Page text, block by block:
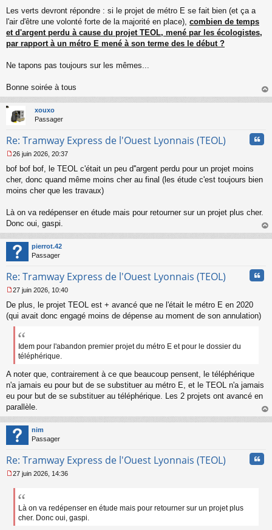
Les verts devront répondre : si le projet de métro E se fait bien (et ça a
l'air d'être une volonté forte de la majorité en place), combien de temps
et d'argent perdu à cause du projet TEOL, mené par les écologistes,
par rapport à un métro E mené à son terme des le début ?
Ne tapons pas toujours sur les mêmes...
Bonne soirée à tous
au
xouxo
Passager
Re: Tramway Express de l'Ouest Lyonnais (TEOL)
e
s
s
e
n
o
n
l
u
26 juin 2026, 20:37
bof bof bof, le TEOL c'était un peu d''argent perdu pour un projet moins
cher, donc quand même moins cher au final (les étude c'est toujours bien
moins cher que les travaux)
Là on va redépenser en étude mais pour retourner sur un projet plus cher.
Donc oui, gaspi.
au
pierrot.42
Passager
Re: Tramway Express de l'Ouest Lyonnais (TEOL)
e
s
n
l
u
27 juin 2026, 10:40
De plus, le projet TEOL est + avancé que ne l'était le métro E en 2020
(qui avait donc engagé moins de dépense au moment de son annulation)
Idem pour l'abandon premier projet du métro E et pour le dossier du
téléphérique.
A noter que, contrairement à ce que beaucoup pensent, le téléphérique
n'a jamais eu pour but de se substituer au métro E, et le TEOL n'a jamais
eu pour but de se substituer au téléphérique. Les 2 projets ont avancé en
parallèle.
au
nim
Passager
Re: Tramway Express de l'Ouest Lyonnais (TEOL)
e
g
27 juin 2026, 14:36
Là on va redépenser en étude mais pour retourner sur un projet plus
cher. Donc oui, gaspi.